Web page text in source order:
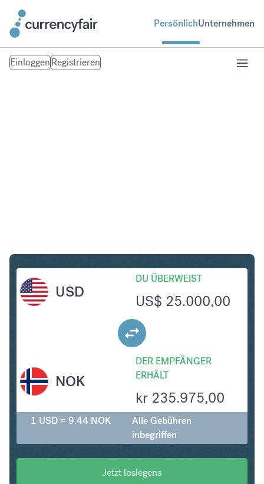
PersönlichUnternehmen
EinloggenRegistrieren
USD
DU ÜBERWEIST
US$ 25.000,00
DER EMPFÄNGER
ERHÄLT
kr 235.975,00
NOK
1 USD = 9.44 NOK
Alle Gebühren
inbegriffen
Jetzt loslegens